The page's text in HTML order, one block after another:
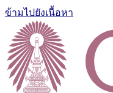
ข้ามไปยังเนื้อหา